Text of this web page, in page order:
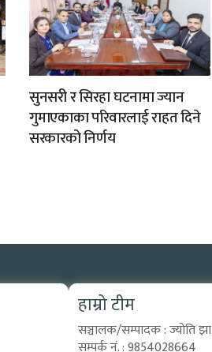
सुनसरी र सिरहा घटनामा ज्यान
गुमाएकाका परिवारलाई राहत दिने
सरकारको निर्णय
हाम्रो टीम
सञ्चालक/सम्पादक : ज्योति झा